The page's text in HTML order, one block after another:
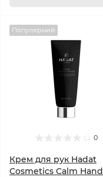
Популярний
0
Крем для рук Hadat
Cosmetics Calm Hand